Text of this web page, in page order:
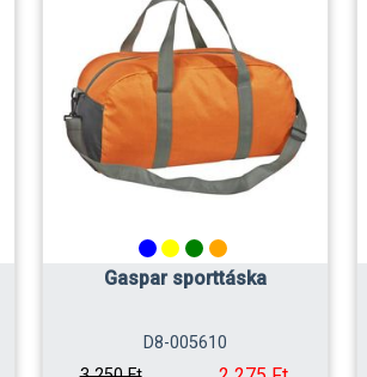
Gaspar sporttáska
D8-005610